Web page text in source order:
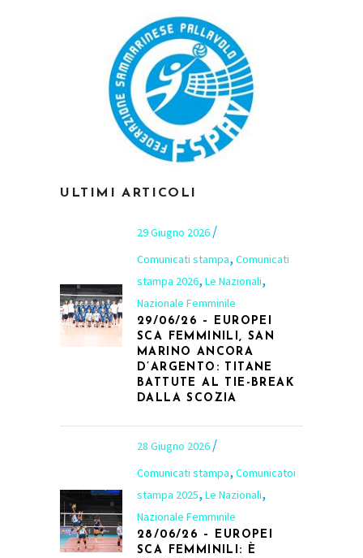
ULTIMI ARTICOLI
29 Giugno 2026
Comunicati stampa, Comunicati
stampa 2026, Le Nazionali,
Nazionale Femminile
29/06/26 – EUROPEI
SCA FEMMINILI, SAN
MARINO ANCORA
D’ARGENTO: TITANE
BATTUTE AL TIE-BREAK
DALLA SCOZIA
28 Giugno 2026
Comunicati stampa, Comunicatoi
stampa 2025, Le Nazionali,
Nazionale Femminile
28/06/26 – EUROPEI
SCA FEMMINILI: È